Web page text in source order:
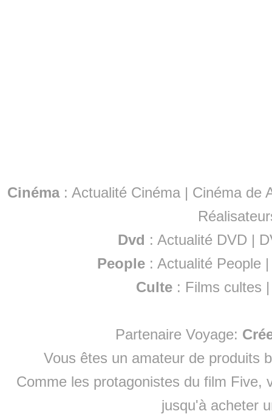
Cinéma: Actualité Cinéma | Cinéma de
Dvd : Actualité DVD |
People :Actualité People
Culte : Films cultes
Partenaire Voyage:
Vous êtes un amateur de produits
Comme les protagonistes du film Five,
jusqu'à acheter